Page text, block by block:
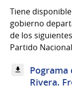
Tiene
gobierno
de los
Partido
Rivera.